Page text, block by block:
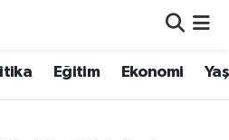
Eğitim Ekonomi